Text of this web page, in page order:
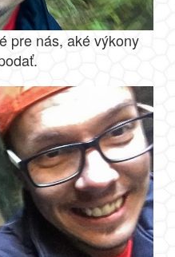
pre nás, aké výkony